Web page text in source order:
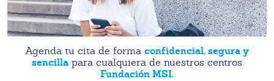
Agenda tu cita de forma confidencial, segura y
sencilla para cualquiera de nuestros centros
Fundación MSI.